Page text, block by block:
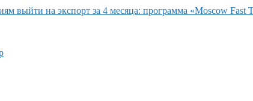
выйти на экспорт за 4 месяца: программа «Moscow Fast